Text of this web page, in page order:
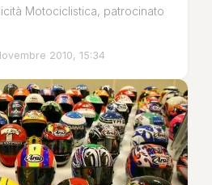
Motociclistica, patrocinato
2010, 15:34